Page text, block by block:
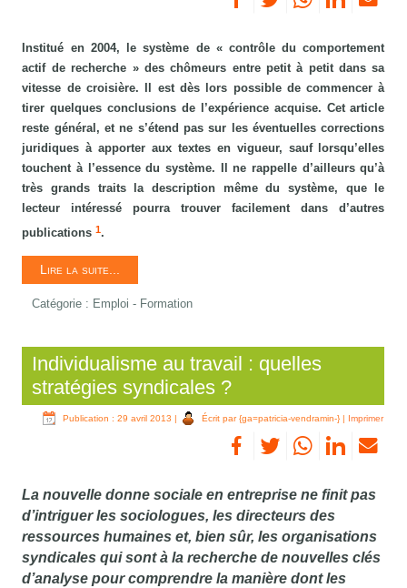
Institué en 2004, le système de « contrôle du comportement
actif de recherche » des chômeurs entre petit à petit dans sa
vitesse de croisière. Il est dès lors possible de commencer à
tirer quelques conclusions de l’expérience acquise. Cet article
reste général, et ne s’étend pas sur les éventuelles corrections
juridiques à apporter aux textes en vigueur, sauf lorsqu’elles
touchent à l’essence du système. Il ne rappelle d’ailleurs qu’à
très grands traits la description même du système, que le
lecteur intéressé pourra trouver facilement dans d’autres
publications1.
Lire la suite...
Catégorie : Emploi - Formation
Individualisme au travail : quelles
stratégies syndicales ?
Publication : 29 avril 2013 | Écrit par {ga=patricia-vendramin-} | Imprimer
La nouvelle donne sociale en entreprise ne finit pas
d’intriguer les sociologues, les directeurs des
ressources humaines et, bien sûr, les organisations
syndicales qui sont à la recherche de nouvelles clés
d’analyse pour comprendre la manière dont les